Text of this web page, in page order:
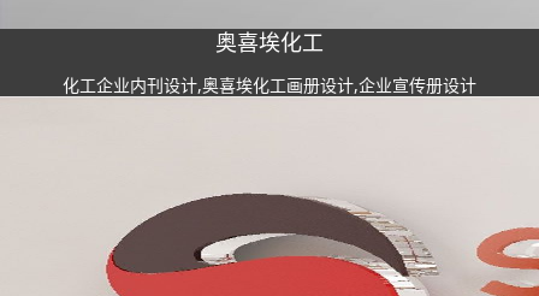
奥喜埃化工
化工企业内刊设计,奥喜埃化工画册设计,企业宣传册设计